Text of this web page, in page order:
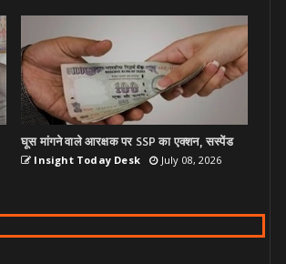
घूस मांगने वाले आरक्षक पर SSP का एक्शन, सस्पेंड
Insight Today Desk July 08, 2026